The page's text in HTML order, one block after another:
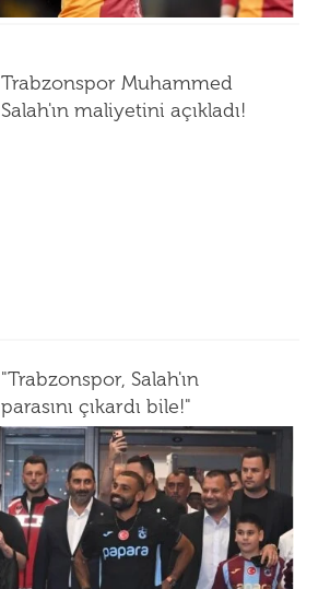
Trabzonspor Muhammed
Salah'ın maliyetini açıkladı!
"Trabzonspor, Salah'ın
parasını çıkardı bile!"